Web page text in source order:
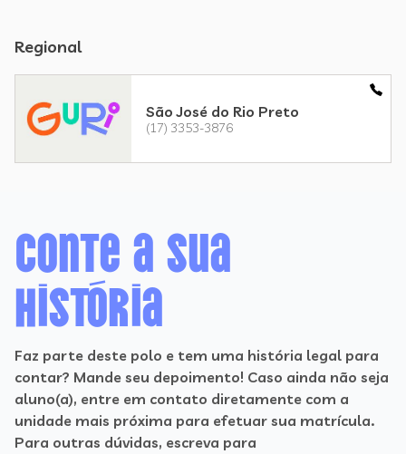
Regional
São José do Rio Preto
(17) 3353-3876
Conte a sua
história
Faz parte deste polo e tem uma história legal para
contar? Mande seu depoimento! Caso ainda não seja
aluno(a), entre em contato diretamente com a
unidade mais próxima para efetuar sua matrícula.
Para outras dúvidas, escreva para